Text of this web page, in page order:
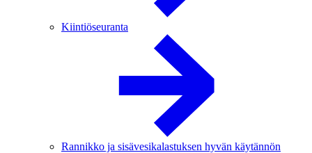
Kiintiöseuranta
Rannikko ja sisävesikalastuksen hyvän käytännön